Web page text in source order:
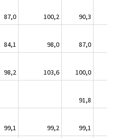
87,0 100,2
90,3
84,1 98,0
87,0
98,2 103,6
100,0
91,8
99,1 99,2
99,1